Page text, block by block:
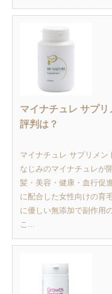
マイナチュレ サプ
評判は？
マイナチュレ サプリメン
なじみのマイナチュレが
髪・美容・健康・血行促
に配合した女性向けの育
に優しい無添加で副作用
こ...